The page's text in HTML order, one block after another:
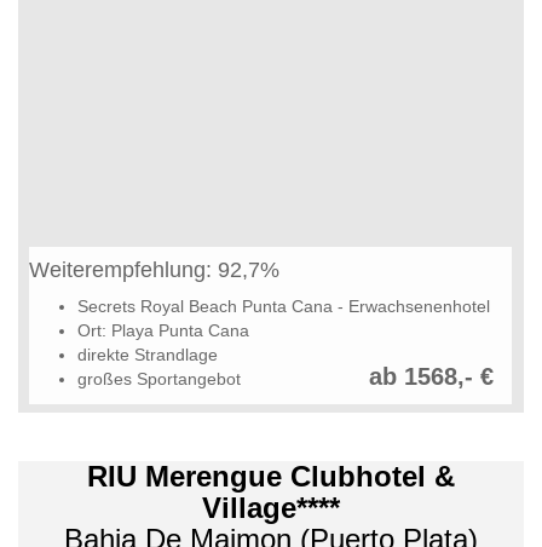
Weiterempfehlung: 92,7%
Secrets Royal Beach Punta Cana - Erwachsenenhotel
Ort: Playa Punta Cana
direkte Strandlage
großes Sportangebot
ab 1568,- €
RIU Merengue Clubhotel &
Village****
Bahia De Maimon (Puerto Plata)